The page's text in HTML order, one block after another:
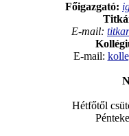
Főigazgató:
E-mail:
E-mail:
Hétfőtől